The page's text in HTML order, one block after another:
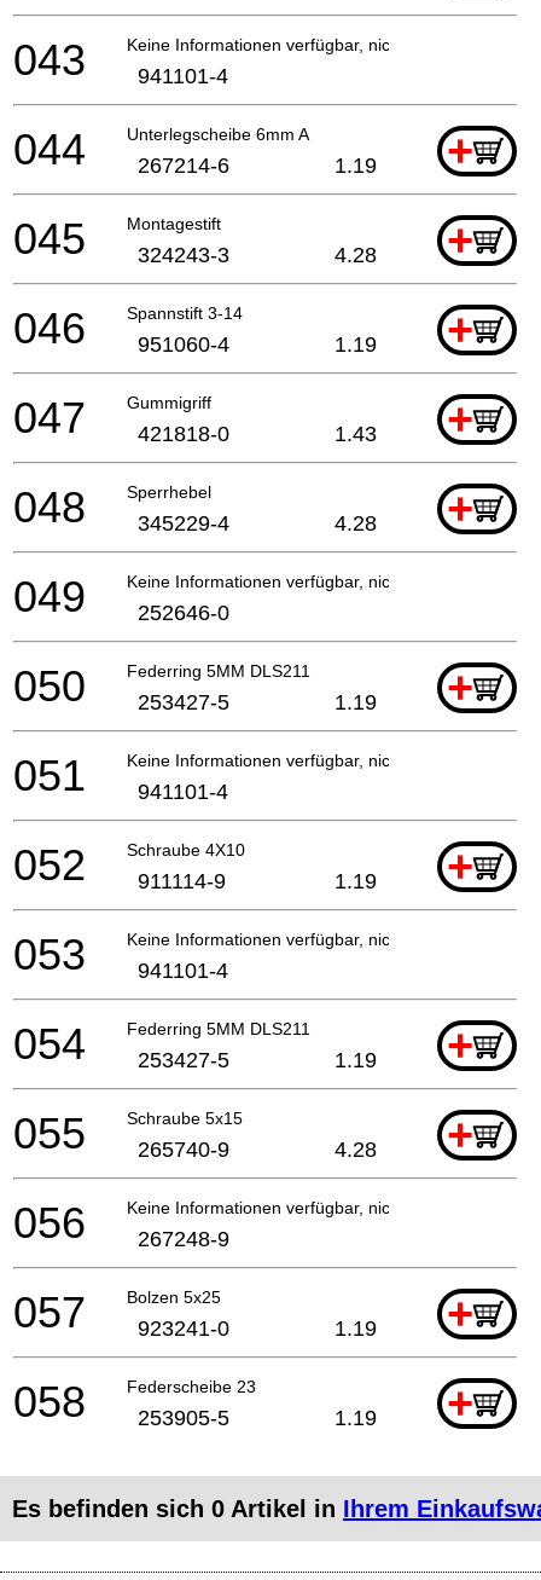
Keine Informationen verfügbar, nicht bestellbar
043 941101-4
Unterlegscheibe 6mm A +
044 267214-6 1.19
Montagestift +
045 324243-3 4.28
Spannstift 3-14 +
046 951060-4 1.19
Gummigriff +
047 421818-0 1.43
Sperrhebel +
048 345229-4 4.28
Keine Informationen verfügbar, nicht bestellbar
049 252646-0
Federring 5MM DLS211 +
050 253427-5 1.19
Keine Informationen verfügbar, nicht bestellbar
051 941101-4
Schraube 4X10 +
052 911114-9 1.19
Keine Informationen verfügbar, nicht bestellbar
053 941101-4
Federring 5MM DLS211 +
054 253427-5 1.19
Schraube 5x15 +
055 265740-9 4.28
Keine Informationen verfügbar, nicht bestellbar
056 267248-9
Bolzen 5x25 +
057 923241-0 1.19
Federscheibe 23 +
058 253905-5 1.19
Es befinden sich 0 Artikel in Ihrem